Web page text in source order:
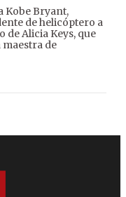
Kobe Bryant,
de helicóptero a
de Alicia Keys, que
de